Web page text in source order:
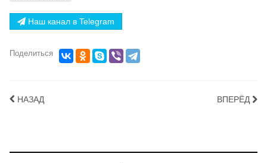
Наш канал в Telegram
Поделиться
НАЗАД ВПЕРЁД